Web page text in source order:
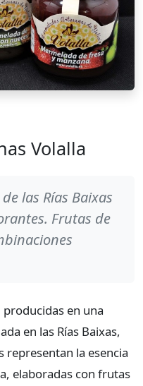
Volalla
las Rías Baixas
Frutas de
en una
en las Rías Baixas,
representan la esencia
elaboradas con frutas